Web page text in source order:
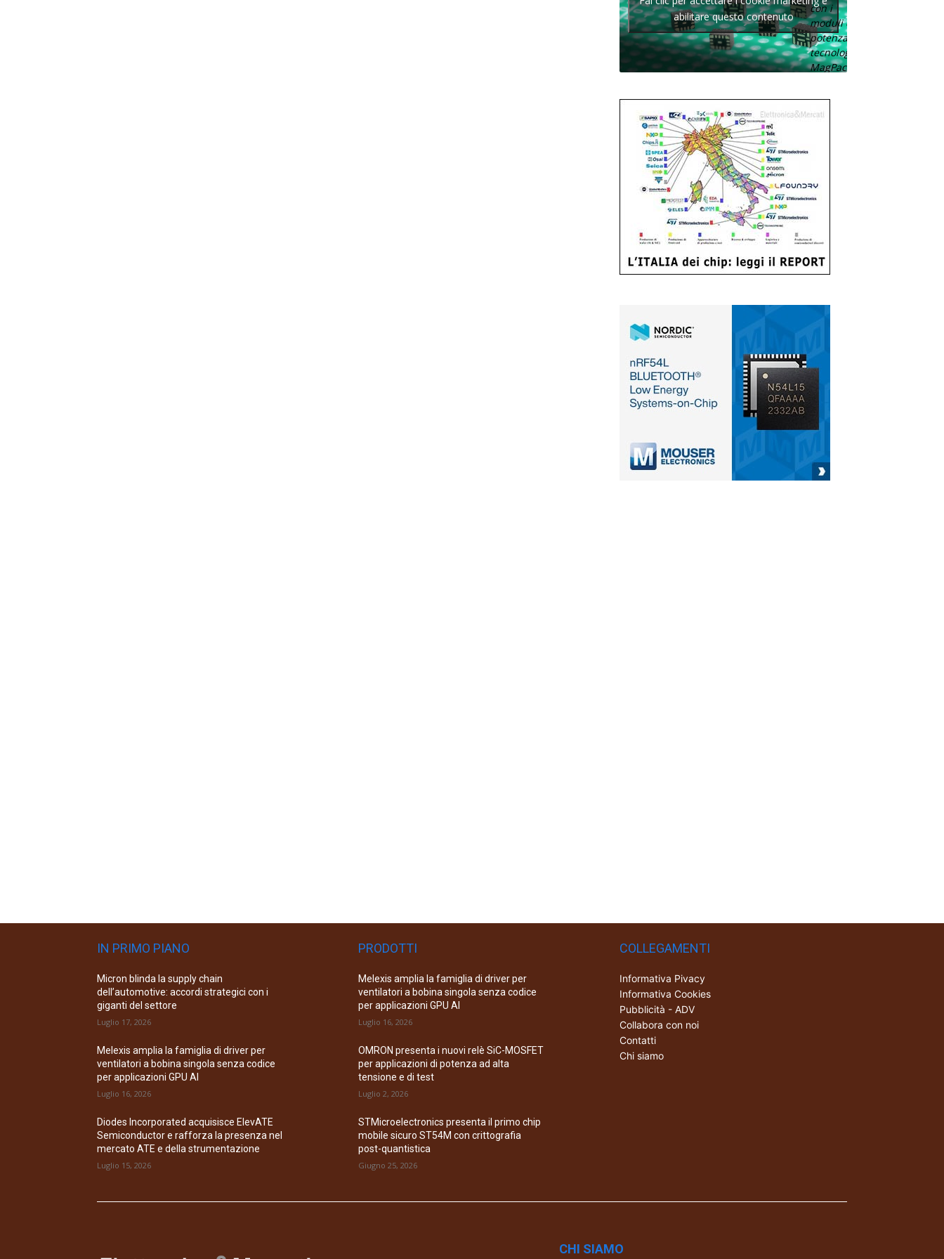
con i
moduli di
potenza con
tecnologia
MagPack.
abilitare questo contenuto
IN PRIMO PIANO
Micron blinda la supply chain
dell’automotive: accordi strategici con i
giganti del settore
Luglio 17, 2026
Melexis amplia la famiglia di driver per
ventilatori a bobina singola senza codice
per applicazioni GPU AI
Luglio 16, 2026
Diodes Incorporated acquisisce ElevATE
Semiconductor e rafforza la presenza nel
mercato ATE e della strumentazione
Luglio 15, 2026
PRODOTTI
Melexis amplia la famiglia di driver per
ventilatori a bobina singola senza codice
per applicazioni GPU AI
Luglio 16, 2026
OMRON presenta i nuovi relè SiC-MOSFET
per applicazioni di potenza ad alta
tensione e di test
Luglio 2, 2026
STMicroelectronics presenta il primo chip
mobile sicuro ST54M con crittografia
post-quantistica
Giugno 25, 2026
COLLEGAMENTI
Informativa Pivacy
Informativa Cookies
Pubblicità - ADV
Collabora con noi
Contatti
Chi siamo
CHI SIAMO